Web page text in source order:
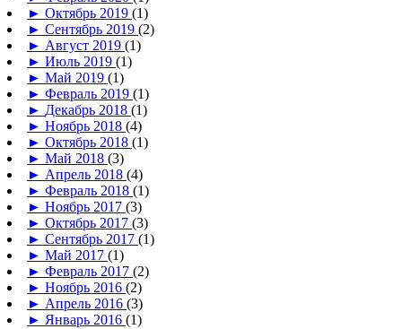
► Октябрь 2019 (1)
► Сентябрь 2019 (2)
► Август 2019 (1)
► Июль 2019 (1)
► Май 2019 (1)
► Февраль 2019 (1)
► Декабрь 2018 (1)
► Ноябрь 2018 (4)
► Октябрь 2018 (1)
► Май 2018 (3)
► Апрель 2018 (4)
► Февраль 2018 (1)
► Ноябрь 2017 (3)
► Октябрь 2017 (3)
► Сентябрь 2017 (1)
► Май 2017 (1)
► Февраль 2017 (2)
► Ноябрь 2016 (2)
► Апрель 2016 (3)
► Январь 2016 (1)